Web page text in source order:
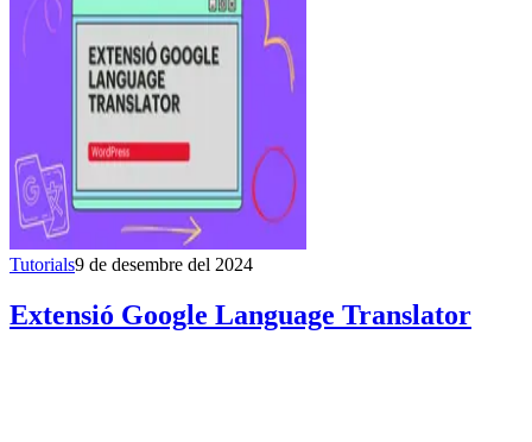
Tutorials9 de desembre del 2024
Extensió Google Language Translator